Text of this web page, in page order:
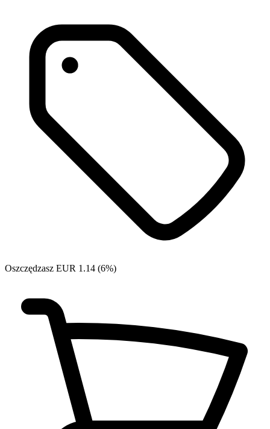
Oszczędzasz EUR 1.14 (6%)